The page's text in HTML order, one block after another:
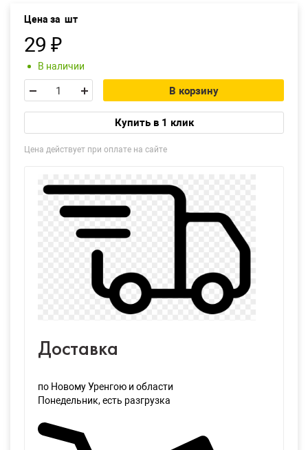
Цена за шт
29 ₽
В наличии
В корзину
Купить в 1 клик
Цена действует при оплате на сайте
Доставка
по Новому Уренгою и области
Понедельник, есть разгрузка